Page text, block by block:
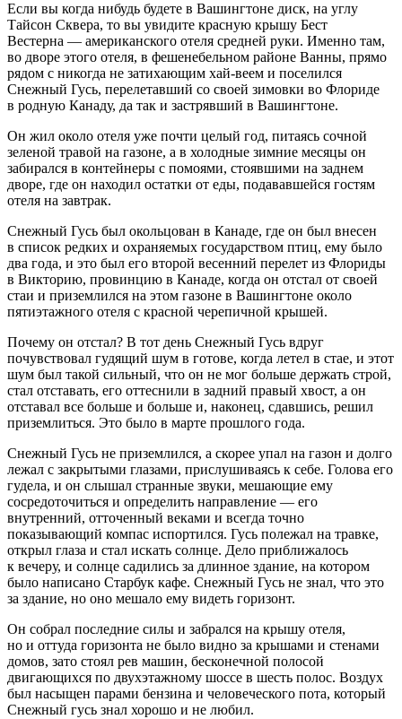
Если вы когда нибудь будете в Вашингтоне диск, на углу
Тайсон Сквера, то вы увидите красную крышу Бест
Вестерна — американского отеля средней руки. Именно там,
во дворе этого отеля, в фешенебельном районе Ванны, прямо
рядом с никогда не затихающим хай-веем и поселился
Cнежный Гусь, перелетавший со своей зимовки во Флориде
в родную Канаду, да так и застрявший в Вашингтоне.
Он жил около отеля уже почти целый год, питаясь сочной
зеленой травой на газоне, а в холодные зимние месяцы он
забирался в контейнеры с помоями, стоявшими на заднем
дворе, где он находил остатки от еды, подававшейся гостям
отеля на завтрак.
Снежный Гусь был окольцован в Канаде, где он был внесен
в список редких и охраняемых государством птиц, ему было
два года, и это был его второй весенний перелет из Флориды
в Викторию, провинцию в Канаде, когда он отстал от своей
стаи и приземлился на этом газоне в Вашингтоне около
пятиэтажного отеля с красной черепичной крышей.
Почему он отстал? В тот день Снежный Гусь вдруг
почувствовал гудящий шум в готове, когда летел в стае, и этот
шум был такой сильный, что он не мог больше держать строй,
стал отставать, его оттеснили в задний правый хвост, а он
отставал все больше и больше и, наконец, сдавшись, решил
приземлиться. Это было в марте прошлого года.
Снежный Гусь не приземлился, а скорее упал на газон и долго
лежал с закрытыми глазами, прислушиваясь к себе. Голова его
гудела, и он слышал странные звуки, мешающие ему
сосредоточиться и определить направление — его
внутренний, отточенный веками и всегда точно
показывающий компас испортился. Гусь полежал на травке,
открыл глаза и стал искать солнце. Дело приближалось
к вечеру, и солнце садились за длинное здание, на котором
было написано Старбук кафе. Снежный Гусь не знал, что это
за здание, но оно мешало ему видеть горизонт.
Он собрал последние силы и забрался на крышу отеля,
но и оттуда горизонта не было видно за крышами и стенами
домов, зато стоял рев машин, бесконечной полосой
двигающихся по двухэтажному шоссе в шесть полос. Воздух
был насыщен парами бензина и человеческого пота, который
Снежный гусь знал хорошо и не любил.